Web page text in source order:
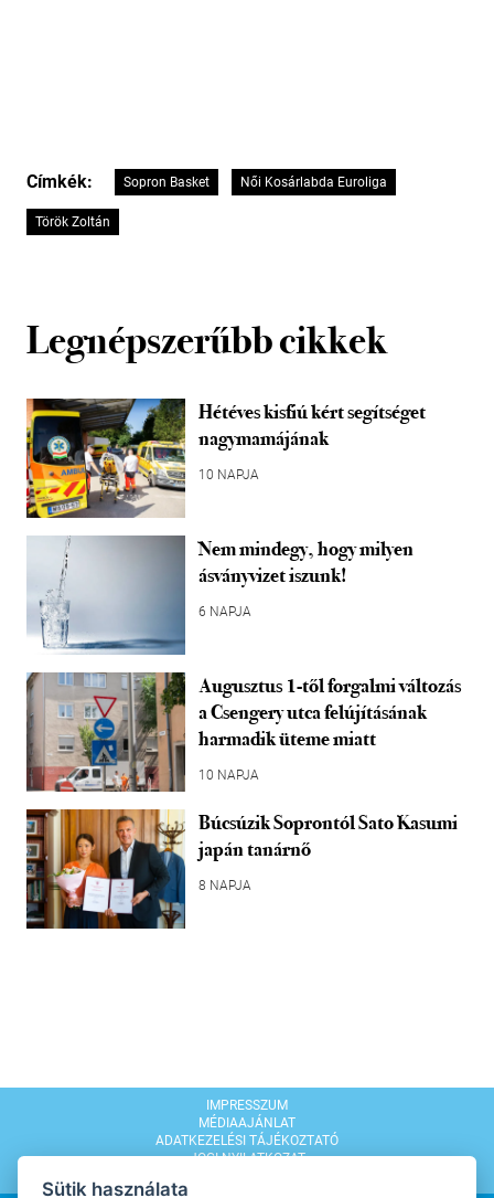
Címkék: Sopron Basket Női Kosárlabda Euroliga
Török Zoltán
Legnépszerűbb cikkek
Hétéves kisfiú kért segítséget
nagymamájának
10 NAPJA
Nem mindegy, hogy milyen
ásványvizet iszunk!
6 NAPJA
Augusztus 1-től forgalmi változás
a Csengery utca felújításának
harmadik üteme miatt
10 NAPJA
Búcsúzik Soprontól Sato Kasumi
japán tanárnő
8 NAPJA
IMPRESSZUM
MÉDIAAJÁNLAT
ADATKEZELÉSI TÁJÉKOZTATÓ
JOGI NYILATKOZAT
Sütik használata